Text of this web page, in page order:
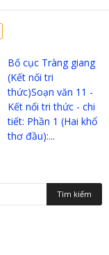
Bố cục Tràng giang
(Kết nối tri
thức)Soạn văn 11 -
Kết nối tri thức - chi
tiết: Phần 1 (Hai khổ
thơ đầu):...